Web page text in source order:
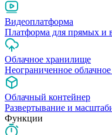
Видеоплатформа
Платформа для прямых и
Облачное хранилище
Неограниченное
Облачный контейнер
Развертывание и
Функции